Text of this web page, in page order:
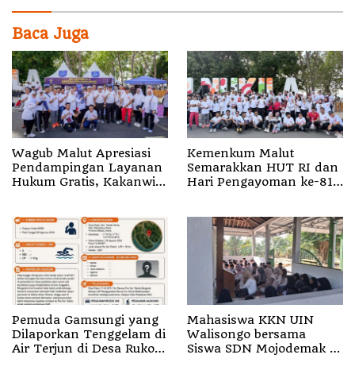
Baca Juga
Wagub Malut Apresiasi
Pendampingan Layanan
Hukum Gratis, Kakanwil:
Kemenkum Malut
Semarakkan HUT RI dan
Hari Pengayoman ke-81
Pemuda Gamsungi yang
Dilaporkan Tenggelam di
Air Terjun di Desa Ruko
Mahasiswa KKN UIN
Walisongo bersama
Siswa SDN Mojodemak 3